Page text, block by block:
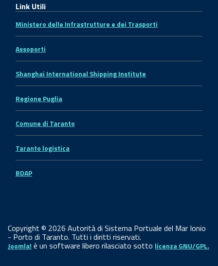
Link Utili
Ministero delle Infrastrutture e dei Trasporti
Assoporti
Shanghai International Shipping Institute
Regione Puglia
Comune di Taranto
Taranto logistica
BDAP
Copyright © 2026 Autorità di Sistema Portuale del Mar Ionio
- Porto di Taranto. Tutti i diritti riservati.
Joomla! è un software libero rilasciato sotto licenza GNU/GPL.